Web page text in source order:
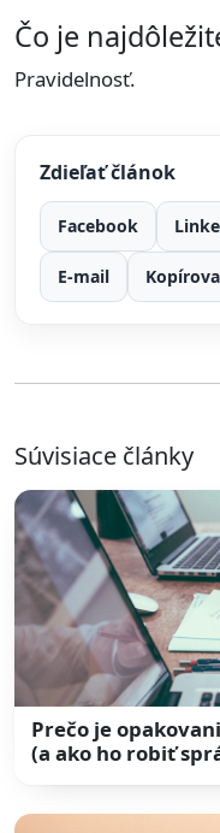
Čo je
Pravidelnosť.
Zdieľať článok
Facebook
E-mail
Súvisiace články
Prečo je
(a ako ho robiť